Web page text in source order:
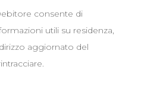
consente di
utili su residenza,
aggiornato del